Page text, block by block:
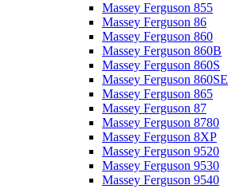
Massey Ferguson 855
Massey Ferguson 86
Massey Ferguson 860
Massey Ferguson 860B
Massey Ferguson 860S
Massey Ferguson 860SE
Massey Ferguson 865
Massey Ferguson 87
Massey Ferguson 8780
Massey Ferguson 8XP
Massey Ferguson 9520
Massey Ferguson 9530
Massey Ferguson 9540